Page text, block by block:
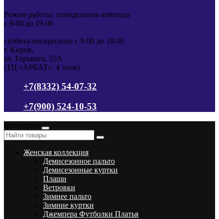
Режим работы: понедельник-пятница
с 9-00 до 19-00
суббота-воскресенье с 9-00 до 18-00
г. Киров,
ул. Горького, 55А
(ТЦ «АРБАТ», 4 этаж)
+7(8332) 54-07-32
+7(900) 524-10-53
Женская коллекция
Демисезонное пальто
Демисезонные куртки
Плащи
Ветровки
Зимнее пальто
Зимние куртки
Джемпера Футболки Платья